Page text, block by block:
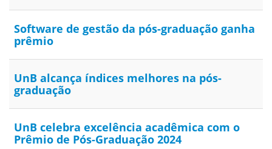
Software de gestão da pós-graduação ganha
prêmio
UnB alcança índices melhores na pós-
graduação
UnB celebra excelência acadêmica com o
Prêmio de Pós-Graduação 2024